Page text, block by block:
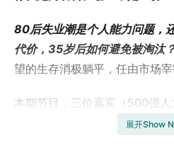
80后失业潮是个人能力问题，
代价，35岁后如何避免被淘汰
望的生存消极躺平，任由市场
本期节目，三位嘉宾（500强
经理、保险代理人）一起讨论
展开Show